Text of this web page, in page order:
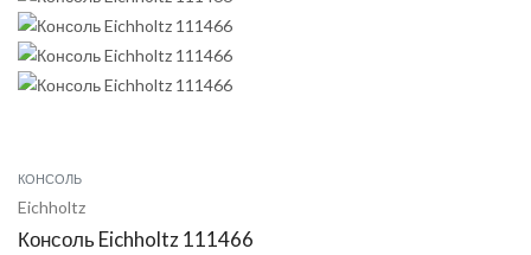
КОНСОЛЬ
Eichholtz
Консоль Eichholtz 111466